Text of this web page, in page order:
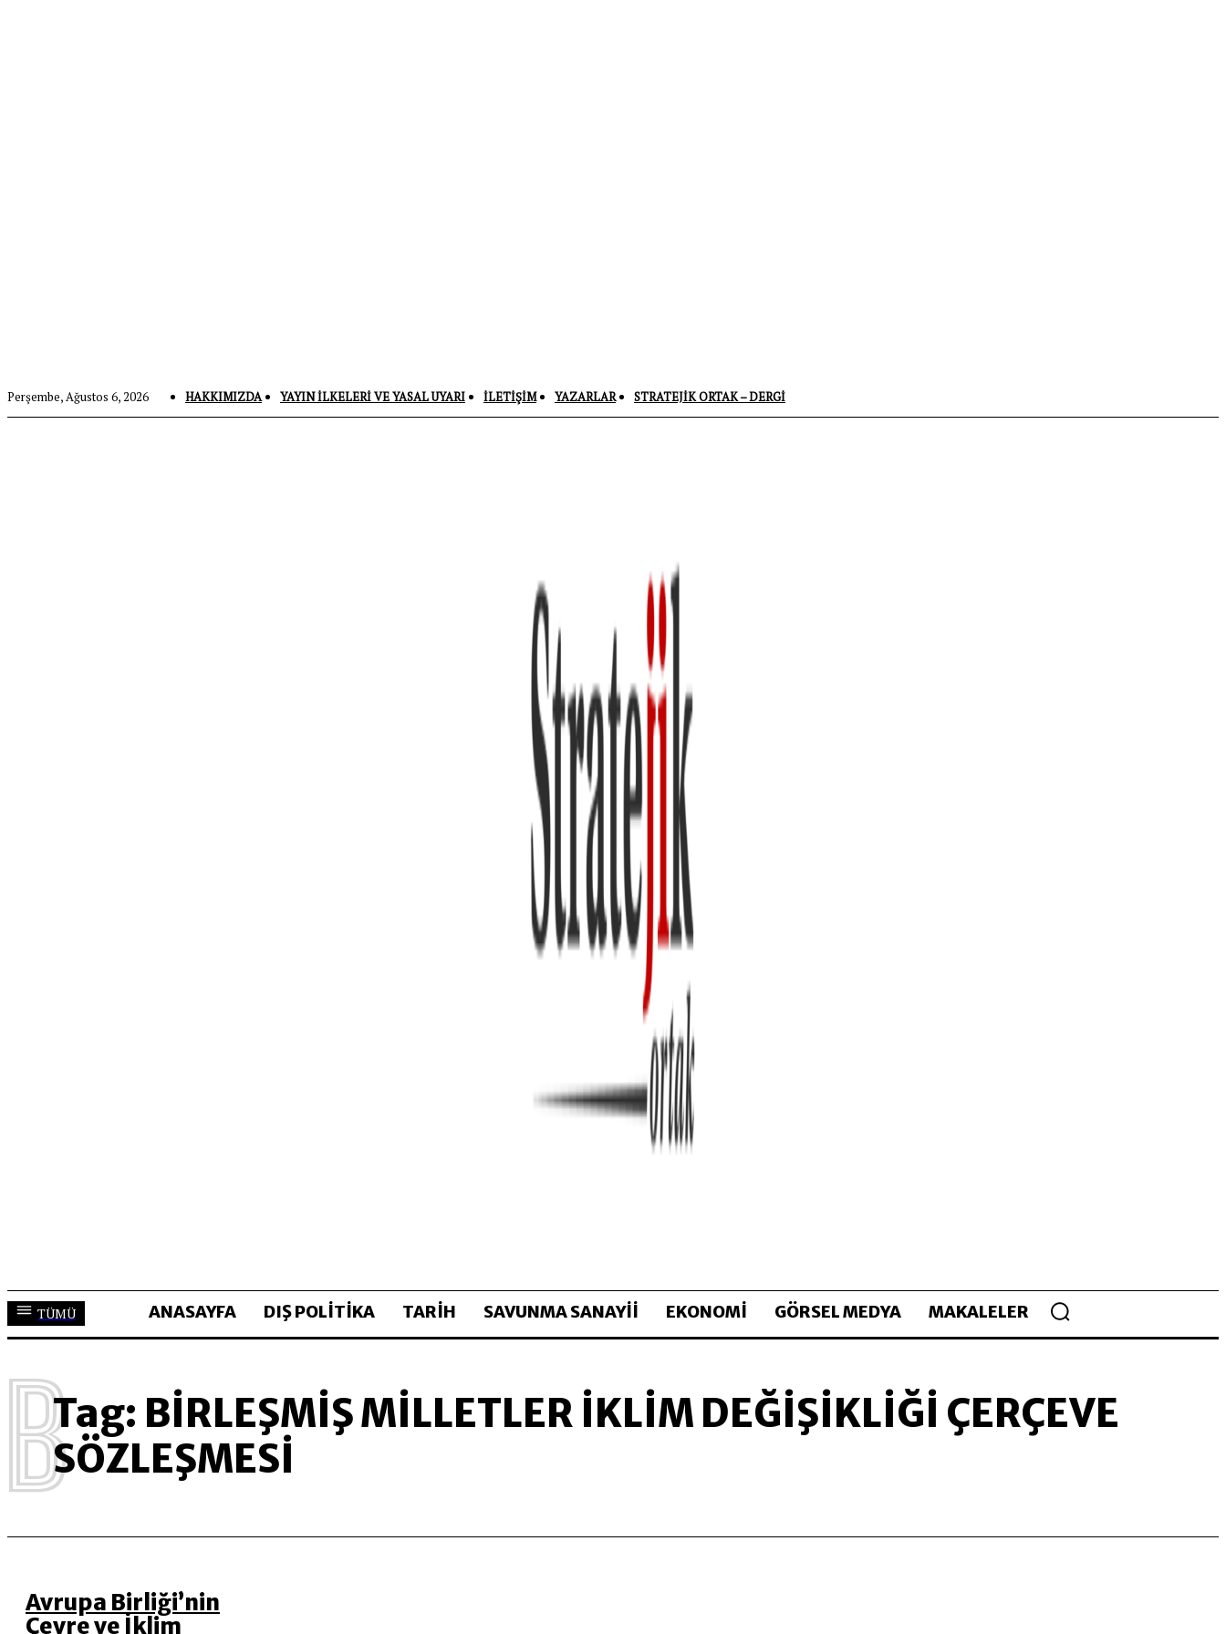
Perşembe, Ağustos 6, 2026 HAKKIMIZDA YAYIN İLKELERI VE YASAL UYARI İLETIŞIM YAZARLAR STRATEJIK ORTAK – DERGI
TÜMÜ ANASAYFA DIŞ POLİTİKA TARİH SAVUNMA SANAYİİ EKONOMİ GÖRSEL MEDYA MAKALELER
Tag: BIRLEŞMIŞ MILLETLER İKLIM DEĞIŞIKLIĞI ÇERÇEVE
SÖZLEŞMESI
B
Avrupa Birliği’nin
Çevre ve İklim